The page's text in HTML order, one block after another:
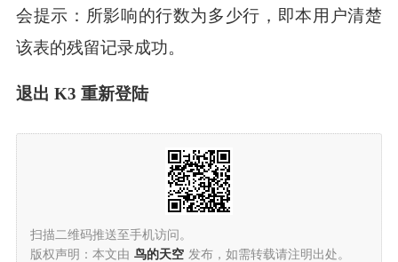
会提示：所影响的行数为多少行，即本用户清楚
该表的残留记录成功。
退出 K3 重新登陆
扫描二维码推送至手机访问。
版权声明：本文由 鸟的天空 发布，如需转载请注明出处。